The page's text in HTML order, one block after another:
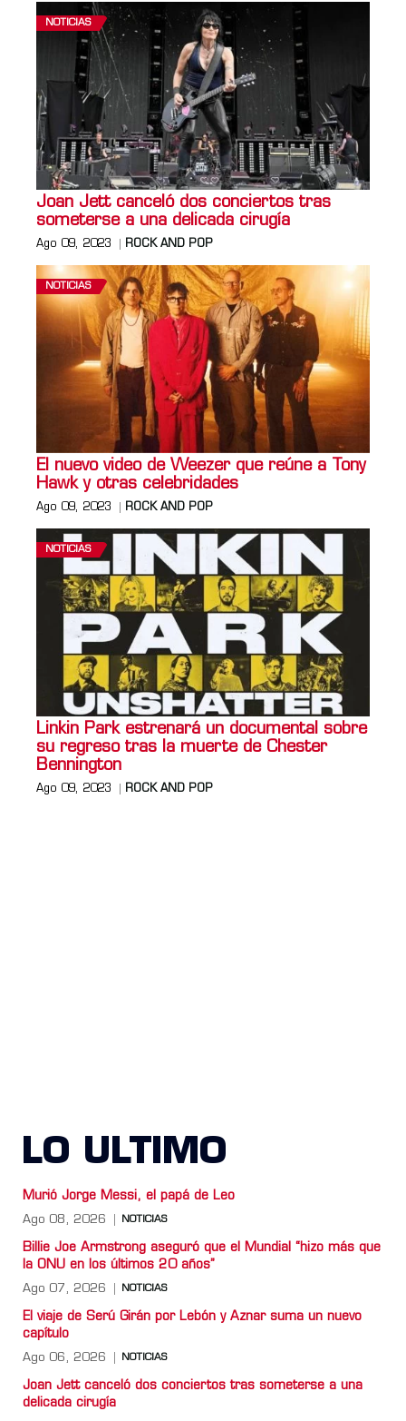
NOTICIAS
Joan Jett canceló dos conciertos tras
someterse a una delicada cirugía
Ago 09, 2023 ROCK AND POP
NOTICIAS
El nuevo video de Weezer que reúne a Tony
Hawk y otras celebridades
Ago 09, 2023 ROCK AND POP
NOTICIAS
Linkin Park estrenará un documental sobre
su regreso tras la muerte de Chester
Bennington
Ago 09, 2023 ROCK AND POP
LO ULTIMO
Murió Jorge Messi, el papá de Leo
Ago 08, 2026 NOTICIAS
Billie Joe Armstrong aseguró que el Mundial “hizo más que
la ONU en los últimos 20 años”
Ago 07, 2026 NOTICIAS
El viaje de Serú Girán por Lebón y Aznar suma un nuevo
capítulo
Ago 06, 2026 NOTICIAS
Joan Jett canceló dos conciertos tras someterse a una
delicada cirugía